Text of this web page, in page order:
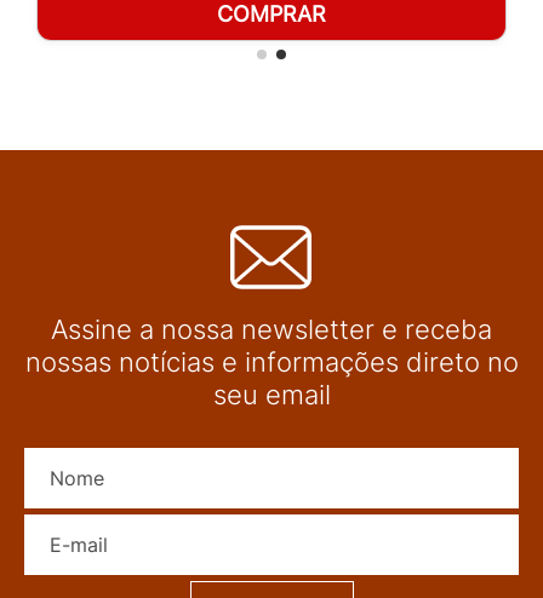
COMPRAR
Assine a nossa newsletter e receba
nossas notícias e informações direto no
seu email